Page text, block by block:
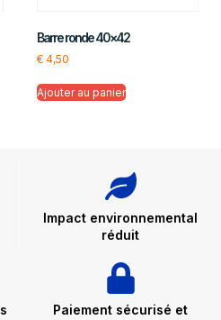
Barre ronde 40×42
€4,50
Ajouter au panier
Impact environnemental
réduit
Paiement sécurisé et